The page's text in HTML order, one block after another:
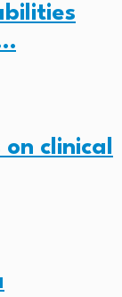
clinical